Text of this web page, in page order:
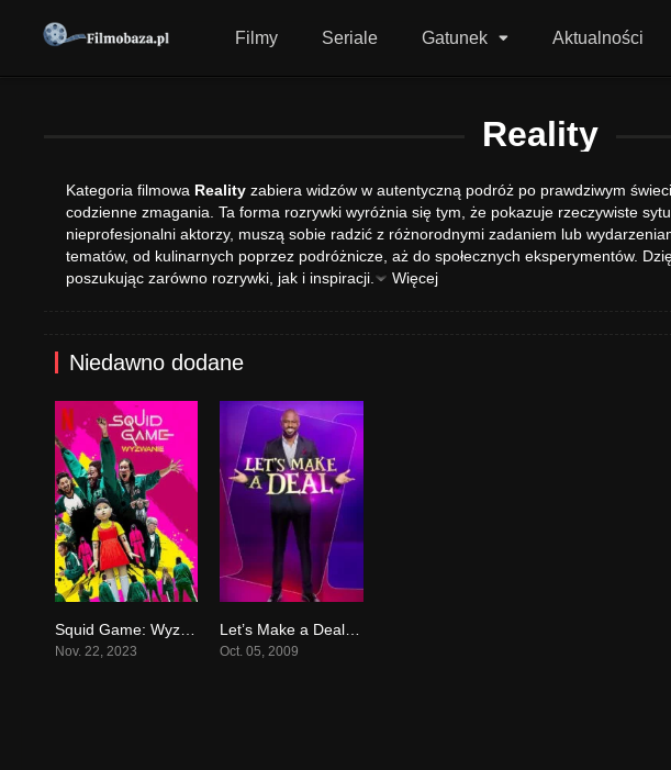
Filmy Seriale Gatunek Aktualności
Reality
Kategoria filmowa Reality zabiera widzów w autentyczną podróż po prawdziwym
codzienne zmagania. Ta forma rozrywki wyróżnia się tym, że pokazuje rzeczywiste
nieprofesjonalni aktorzy, muszą sobie radzić z różnorodnymi zadaniem lub
tematów, od kulinarnych poprzez podróżnicze, aż do społecznych eksperymentów.
poszukując zarówno rozrywki, jak i inspiracji.
Więcej
Niedawno dodane
5.993
Nov. 22, 2023
5.6
Oct. 05, 2009